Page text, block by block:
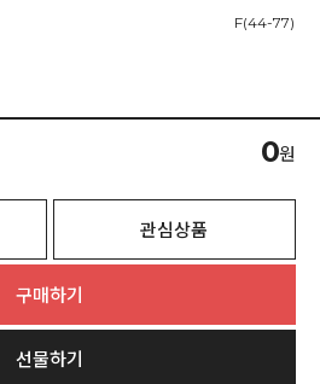
F(44-77)
0원
관심상품
구매하기
선물하기